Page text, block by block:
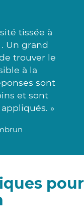
tissée à
Un grand
trouver le
à la
sont
et sont
»
pour